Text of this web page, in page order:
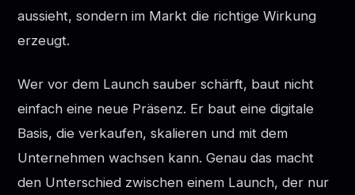
aussieht, sondern im Markt die richtige Wirkung
erzeugt.
Wer vor dem Launch sauber schärft, baut nicht
einfach eine neue Präsenz. Er baut eine digitale
Basis, die verkaufen, skalieren und mit dem
Unternehmen wachsen kann. Genau das macht
den Unterschied zwischen einem Launch, der nur